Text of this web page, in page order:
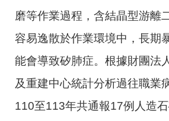
磨等作業過程，含結晶型游離
容易逸散於作業環境中，長期
能會導致矽肺症。根據財團法
及重建中心統計分析過往職業
110至113年共通報17例人造